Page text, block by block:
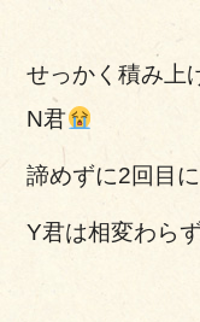
せっかく積み上
N君
諦めずに2回目
Y君は相変わら